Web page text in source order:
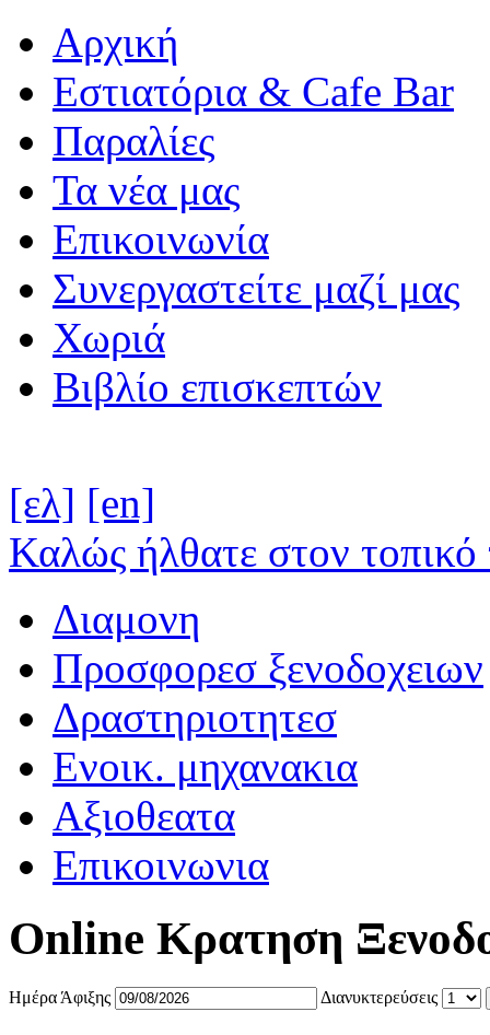
Αρχική
Εστιατόρια & Cafe Bar
Παραλίες
Τα νέα μας
Επικοινωνία
Συνεργαστείτε μαζί μας
Χωριά
Βιβλίο επισκεπτών
[ελ] [en]
Καλώς ήλθατε στον
Διαμονη
Προσφορεσ ξενοδοχειων
Δραστηριοτητεσ
Ενοικ. μηχανακια
Αξιοθεατα
Επικοινωνια
Online Κρατηση
Ημέρα Άφιξης Διανυκτερεύσεις